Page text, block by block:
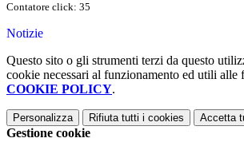
Contatore click: 35
Notizie
Questo sito o gli strumenti terzi da questo
cookie necessari al funzionamento ed utili alle
COOKIE POLICY.
Personalizza Rifiuta tutti i cookies Accetta
Gestione cookie